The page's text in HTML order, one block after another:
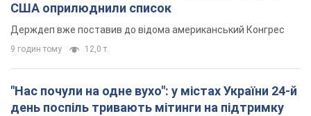
США оприлюднили список
Держдеп вже поставив до відома американський Конгрес
9 годин тому 12,0 т.
"Нас почули на одне вухо": у містах України 24-й
день поспіль тривають мітинги на підтримку